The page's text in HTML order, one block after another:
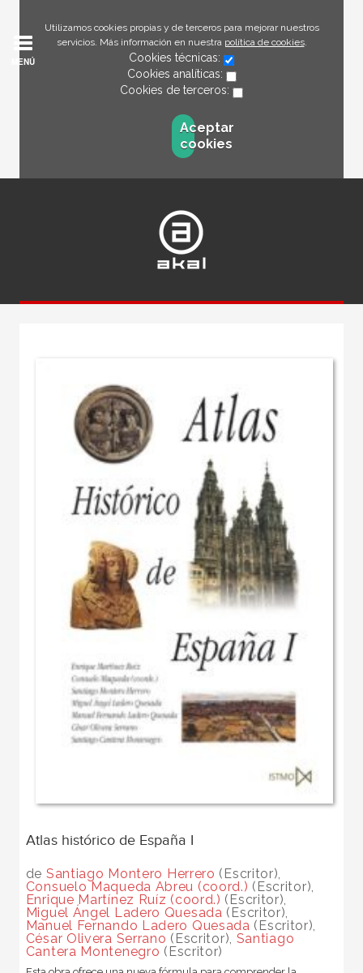
Utilizamos cookies propias y de terceros para mejorar nuestros
servicios. Más información en nuestra política de cookies.
Cookies técnicas:
Cookies analíticas:
Cookies de terceros:
Aceptar
cookies
MENÚ
Atlas histórico de España I
de Santiago Montero Herrero (Escritor),
Consuelo Maqueda Abreu (coord.) (Escritor),
Enrique Martínez Ruíz (coord.) (Escritor),
Miguel Ángel Ladero Quesada (Escritor),
Manuel Fernando Ladero Quesada (Escritor),
César Olivera Serrano (Escritor), Santiago
Cantera Montenegro (Escritor)